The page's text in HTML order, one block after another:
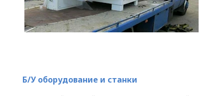
Б/У оборудование и станки